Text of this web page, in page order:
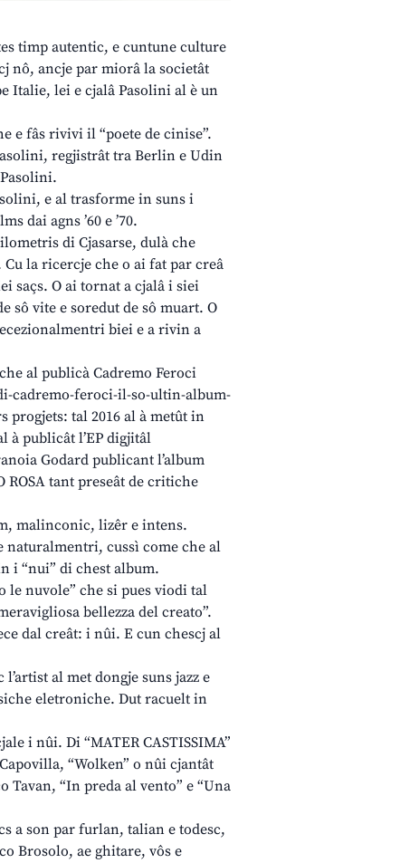
timp autentic, e cuntune culture
nô, ancje par miorâ la societât
Italie, lei e cjalâ Pasolini al è un
e fâs rivivi il “poete de cinise”.
regjistrât tra Berlin e Udin
e al trasforme in suns i
dai agns ’60 e ’70.
di Cjasarse, dulà che
la ricercje che o ai fat par creâ
saçs. O ai tornat a cjalâ i siei
sô vite e soredut de sô muart. O
biei e a rivin a
al publicà Cadremo Feroci
cadremo-feroci-il-so-ultin-album-
progjets: tal 2016 al à metût in
à publicât l’EP digjitâl
Godard publicant l’album
ROSA tant preseât de critiche
malinconic, lizêr e intens.
naturalmentri, cussì come che al
i “nui” di chest album.
nuvole” che si pues viodi tal
bellezza del creato”.
dal creât: i nûi. E cun chescj al
al met dongje suns jazz e
eletroniche. Dut racuelt in
i nûi. Di “MATER CASTISSIMA”
“Wolken” o nûi cjantât
Tavan, “In preda al vento” e “Una
a son par furlan, talian e todesc,
Brosolo, ae ghitare, vôs e